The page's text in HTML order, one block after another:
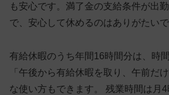
も安心です。満了金の支給条件が出
で、安心して休めるのはありがたいで
有給休暇のうち年間16時間分は、時
「午後から有給休暇を取り、午前だ
な使い方もできます。 残業時間は月